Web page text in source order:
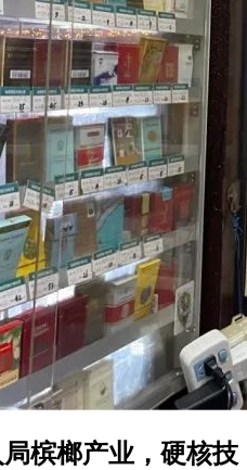
槟榔产业，硬核技